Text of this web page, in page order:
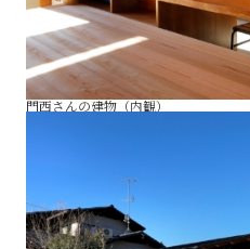
門西さんの建物（内観）